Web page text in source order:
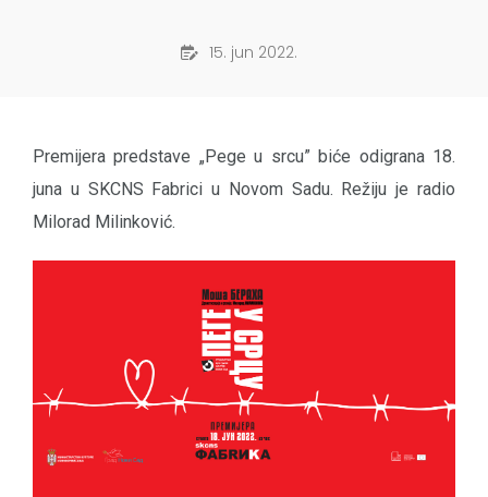
15. jun 2022.
Premijera predstave „Pege u srcu” biće odigrana 18.
juna u SKCNS Fabrici u Novom Sadu. Režiju je radio
Milorad Milinković.